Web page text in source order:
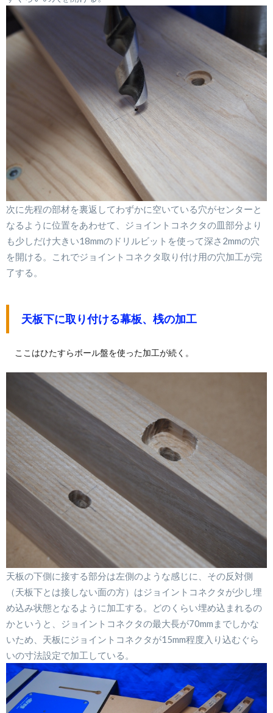
次に先程の部材を裏返してわずかに空いている穴がセンターと
なるように位置をあわせて、ジョイントコネクタの皿部分より
も少しだけ大きい18mmのドリルビットを使って深さ2mmの穴
を開ける。これでジョイントコネクタ取り付け用の穴加工が完
了する。
天板下に取り付ける幕板、桟の加工
ここはひたすらボール盤を使った加工が続く。
天板の下側に接する部分は左側のような感じに、その反対側
（天板下とは接しない面の方）はジョイントコネクタが少し埋
め込み状態となるように加工する。どのくらい埋め込まれるの
かというと、ジョイントコネクタの最大長が70mmまでしかな
いため、天板にジョイントコネクタが15mm程度入り込むぐら
いの寸法設定で加工している。